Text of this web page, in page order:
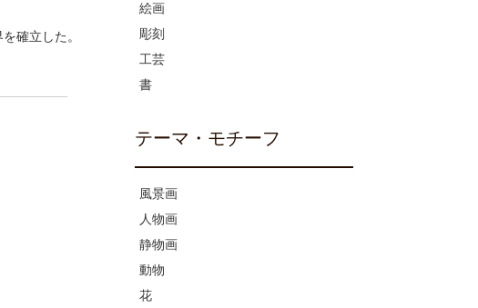
確立した。
絵画
彫刻
工芸
書
テーマ・モチーフ
風景画
人物画
静物画
動物
花